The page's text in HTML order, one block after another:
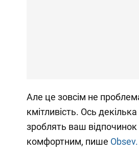
Але це зовсім не
кмітливість. Ось
зроблять ваш відпочинок
комфортним, пише Obsev.